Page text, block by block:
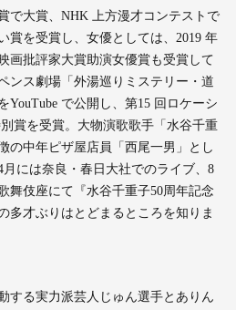
で⼤賞、NHK 上⽅漫才コンテストで
賞を受賞し、⼥優としては、2019 年
画批評家⼤賞助演⼥優賞も受賞して
ンス劇場「外湯巡りミステリー・道
YouTube で公開し、第15 回ロケーシ
賞を受賞。⼤物演歌歌⼿「⽔⾕千重
の中年ピザ屋店員「⻄尾⼀男」とし
には奈良・春⽇⼤社でのライブ、8
舞伎座にて『⽔⾕千重⼦50周年記念
多才ぶりはとどまるところを知りま
する実⼒派芸⼈じゅん選⼿とありん